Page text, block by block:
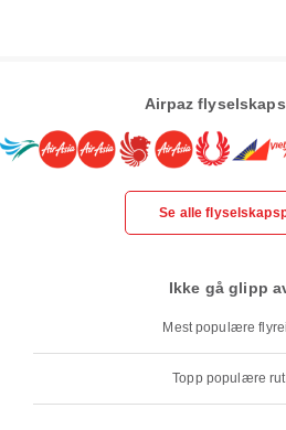
Airpaz
Se alle
Ikke gå glipp
Mest populære
Topp populære